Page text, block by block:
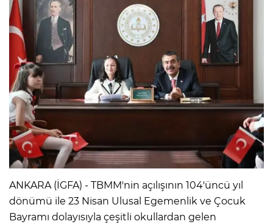
ANKARA (İGFA) - TBMM'nin açılışının 104'üncü yıl
dönümü ile 23 Nisan Ulusal Egemenlik ve Çocuk
Bayramı dolayısıyla çeşitli okullardan gelen